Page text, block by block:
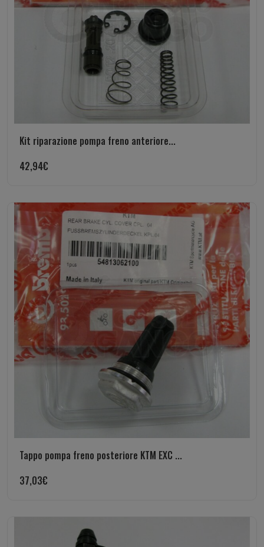
Kit riparazione pompa freno anteriore...
42,94€
Tappo pompa freno posteriore KTM EXC ...
37,03€